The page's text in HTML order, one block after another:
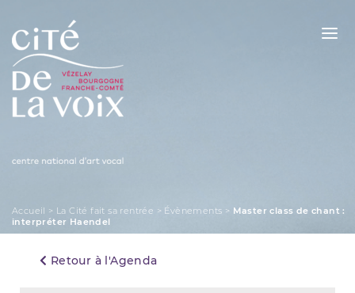
Skip
content
Accueil > La Cité fait sa rentrée > Évènements > Master class de chant :
interpréter Haendel
Retour à l'Agenda